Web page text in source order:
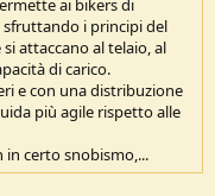
ai bikers di
i principi del
attaccano al telaio, al
di carico.
e con una distribuzione
più agile rispetto alle
certo snobismo,...